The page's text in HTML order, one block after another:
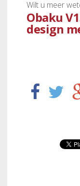
Wilt u meer
Obaku
design